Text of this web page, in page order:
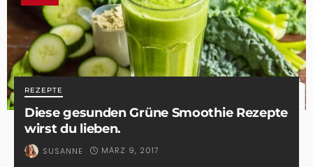
REZEPTE
Diese gesunden Grüne Smoothie Rezepte
wirst du lieben.
SUSANNE MÄRZ 9, 2017